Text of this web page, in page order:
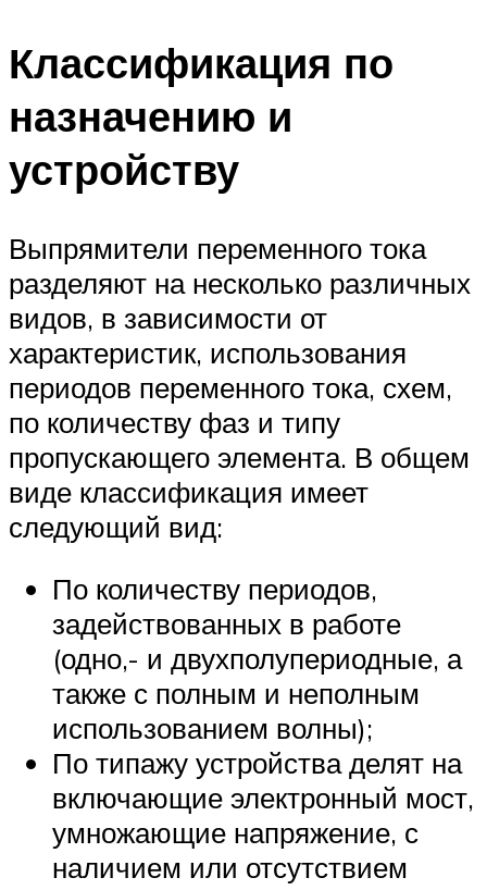
Классификация по
назначению и
устройству
Выпрямители переменного тока
разделяют на несколько различных
видов, в зависимости от
характеристик, использования
периодов переменного тока, схем,
по количеству фаз и типу
пропускающего элемента. В общем
виде классификация имеет
следующий вид:
По количеству периодов,
задействованных в работе
(одно,- и двухполупериодные, а
также с полным и неполным
использованием волны);
По типажу устройства делят на
включающие электронный мост,
умножающие напряжение, с
наличием или отсутствием